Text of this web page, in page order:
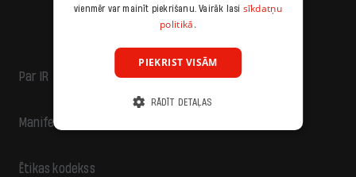
Par IR
Manifests
Ētikas kodekss
vienmēr var mainīt piekrišanu. Vairāk lasi sīkdatņu
politikā.
PIEKRIST VISĀM
RĀDĪT DETAĻAS